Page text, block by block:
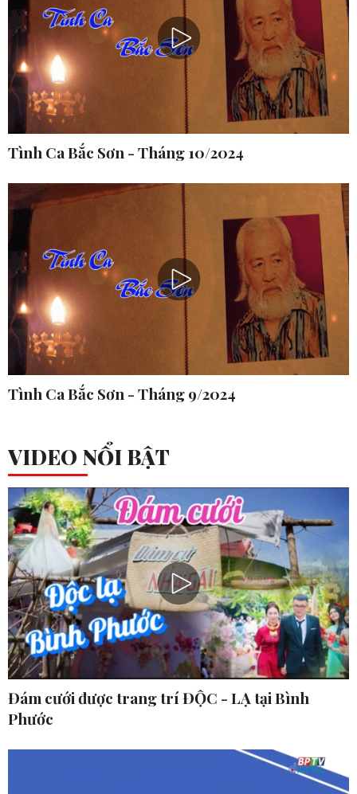
Tình Ca Bắc Sơn - Tháng 10/2024
Tình Ca Bắc Sơn - Tháng 9/2024
VIDEO NỔI BẬT
Đám cưới được trang trí ĐỘC - LẠ tại Bình
Phước